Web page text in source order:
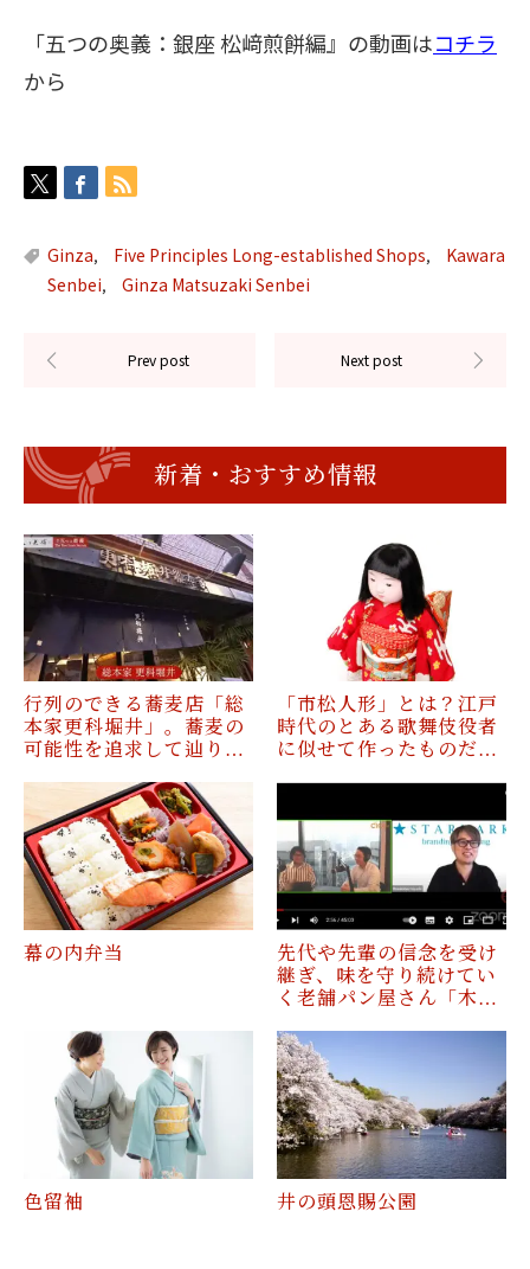
「五つの奥義： 銀座 松﨑煎餅編』の動画はコチラ
から
Ginza, Five Principles Long-established Shops,
Kawara
Senbei, Ginza Matsuzaki Senbei
新着・おすすめ情報
行列のできる蕎麦店「総
本家更科堀井」。蕎麦の
可能性を追求して辿り…
「市松人形」とは？江戸
時代のとある歌舞伎役者
に似せて作ったものだ…
幕の内弁当
先代や先輩の信念を受け
継ぎ、味を守り続けてい
く老舗パン屋さん「木…
色留袖 井の頭恩賜公園